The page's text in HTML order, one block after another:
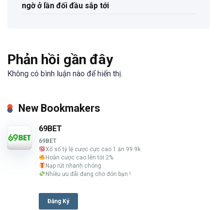
ngờ ở lần đối đầu sắp tới
Phản hồi gần đây
Không có bình luận nào để hiển thị.
New Bookmakers
69BET
69BET
Xổ số tỷ lệ cược cực cao 1 ăn 99.9k.
Hoàn cược cao lên tới 2%
Nạp rút nhanh chóng
Nhiều ưu đãi đang chờ đón bạn !
Đăng Ký